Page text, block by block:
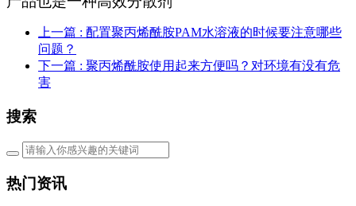
上一篇 : 配置聚丙烯酰胺PAM水溶液的时候要注意哪些
问题？
下一篇 : 聚丙烯酰胺使用起来方便吗？对环境有没有危
害
搜索
热门资讯